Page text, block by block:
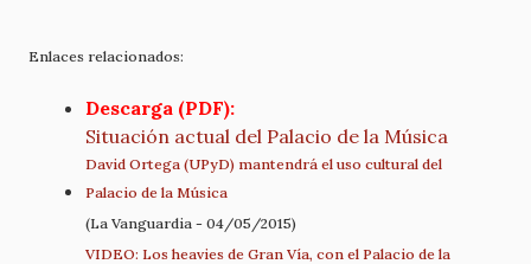
Enlaces relacionados:
Descarga (PDF):
Situación actual del Palacio de la Música
David Ortega (UPyD) mantendrá el uso cultural del
Palacio de la Música
(La Vanguardia - 04/05/2015)
VIDEO: Los heavies de Gran Vía, con el Palacio de la